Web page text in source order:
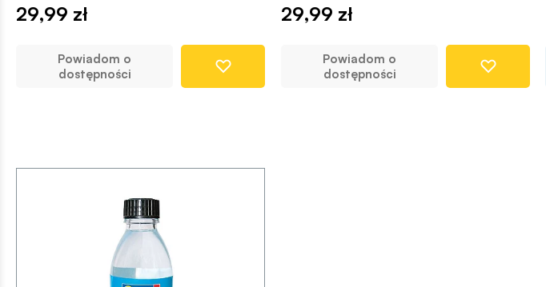
29,99 zł
Powiadom o
dostępności
29,99 zł
Powiadom o
dostępności